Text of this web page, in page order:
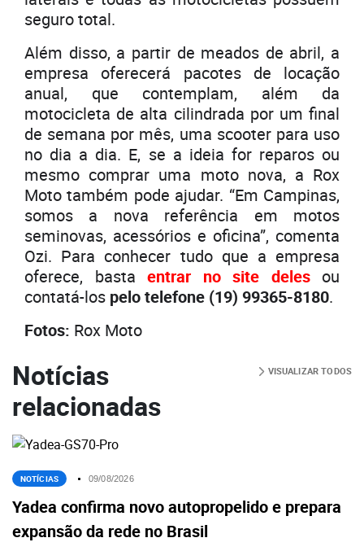
seguro total.
Além disso, a partir de meados de abril, a
empresa oferecerá pacotes de locação
anual, que contemplam, além da
motocicleta de alta cilindrada por um final
de semana por mês, uma scooter para uso
no dia a dia. E, se a ideia for reparos ou
mesmo comprar uma moto nova, a Rox
Moto também pode ajudar. “Em Campinas,
somos a nova referência em motos
seminovas, acessórios e oficina”, comenta
Ozi. Para conhecer tudo que a empresa
oferece, basta entrar no site deles ou
contatá-los pelo telefone (19) 99365-8180.
Fotos: Rox Moto
Notícias
relacionadas
VISUALIZAR TODOS
NOTÍCIAS 09/08/2026
Yadea confirma novo autopropelido e prepara
expansão da rede no Brasil